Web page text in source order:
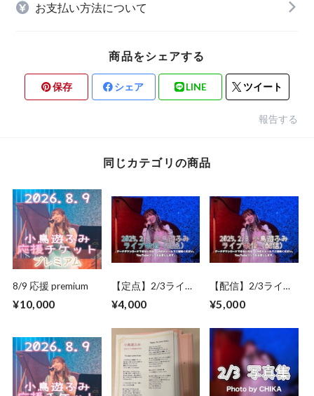
お支払い方法について
商品をシェアする
保存 シェア LINE ツイート
報告する
同じカテゴリの商品
8/9 応援 premium
¥10,000
【定点】2/3ライブ
¥4,000
【配信】2/3ライブ
¥5,000